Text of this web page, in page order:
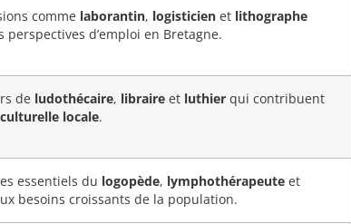
comme laborantin, logisticien et lithographe
perspectives d’emploi en Bretagne.
de ludothécaire, libraire et luthier qui contribuent
locale.
essentiels du logopède, lymphothérapeute et
besoins croissants de la population.